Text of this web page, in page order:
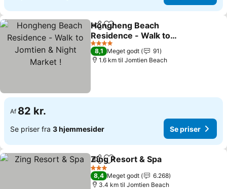
Del Føj til favoritter
Hongheng Beach
Residence - Walk to
Jomtien & Night Market !
Se priser
4 Stjerner
8,1 Meget godt
91
1.6 km til Jomtien Beach
Af 82 kr.
Se priser fra 3 hjemmesider Se priser
Del Føj til favoritter
Zing Resort & Spa
3 Stjerner
8,4 Meget godt
6.268
3.4 km til Jomtien Beach